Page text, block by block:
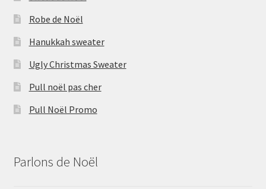
Robe de Noël
Hanukkah sweater
Ugly Christmas Sweater
Pull noël pas cher
Pull Noël Promo
Parlons de Noël